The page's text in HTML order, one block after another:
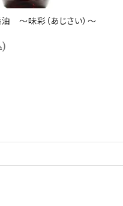
～味彩（あじさい）～
)